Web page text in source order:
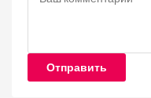
Отправить